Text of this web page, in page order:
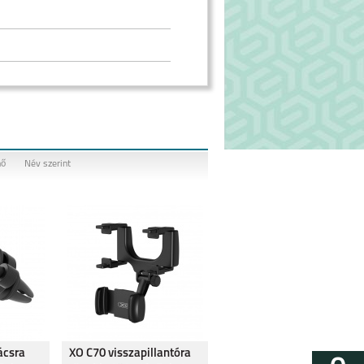
Név szerint
XO C70 visszapillantóra